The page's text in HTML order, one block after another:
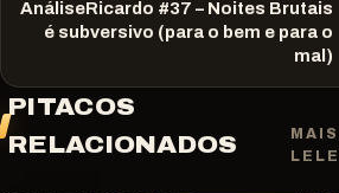
AnáliseRicardo #37 – Noites Brutais
é subversivo (para o bem e para o
mal)
PITACOS
RELACIONADOS